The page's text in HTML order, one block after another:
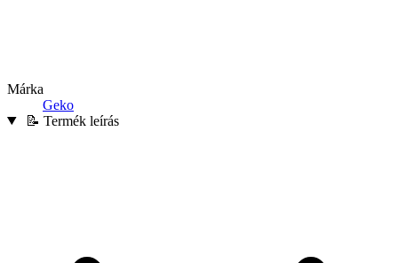
Márka
Geko
📝 Termék leírás